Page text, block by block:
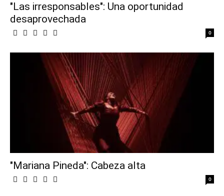
"Las irresponsables": Una oportunidad
desaprovechada
0
"Mariana Pineda": Cabeza alta
0